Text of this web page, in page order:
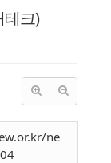
테크)
ne